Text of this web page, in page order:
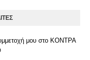
μου στο ΚΟΝΤΡΑ